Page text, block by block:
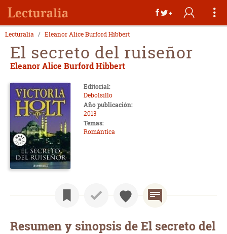
Lecturalia Eleanor Alice Burford Hibbert
El secreto del ruiseñor
Eleanor Alice Burford Hibbert
Editorial:
Debolsillo
Año publicación:
2013
Temas:
Romántica
Resumen y sinopsis de El secreto del